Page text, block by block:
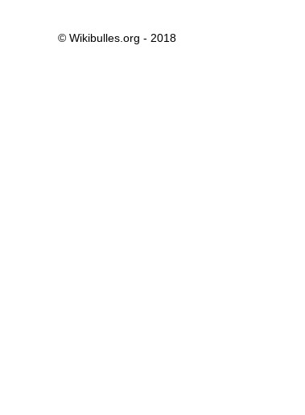
© Wikibulles.org - 2018